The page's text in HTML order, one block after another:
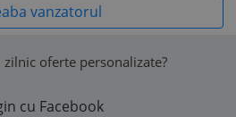
vanzatorul
oferte personalizate?
cu Facebook